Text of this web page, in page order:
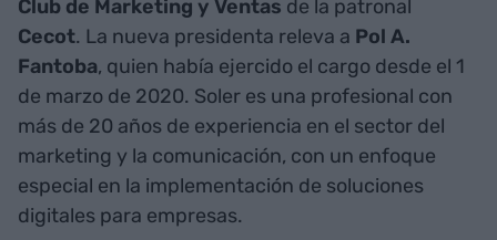
Club de Marketing y Ventas de la patronal
Cecot. La nueva presidenta releva a Pol A.
Fantoba, quien había ejercido el cargo desde el 1
de marzo de 2020. Soler es una profesional con
más de 20 años de experiencia en el sector del
marketing y la comunicación, con un enfoque
especial en la implementación de soluciones
digitales para empresas.